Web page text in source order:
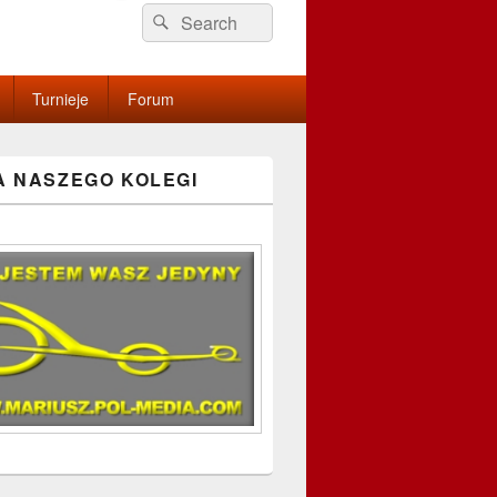
Search
for:
Search
Turnieje Forum
NASZEGO KOLEGI